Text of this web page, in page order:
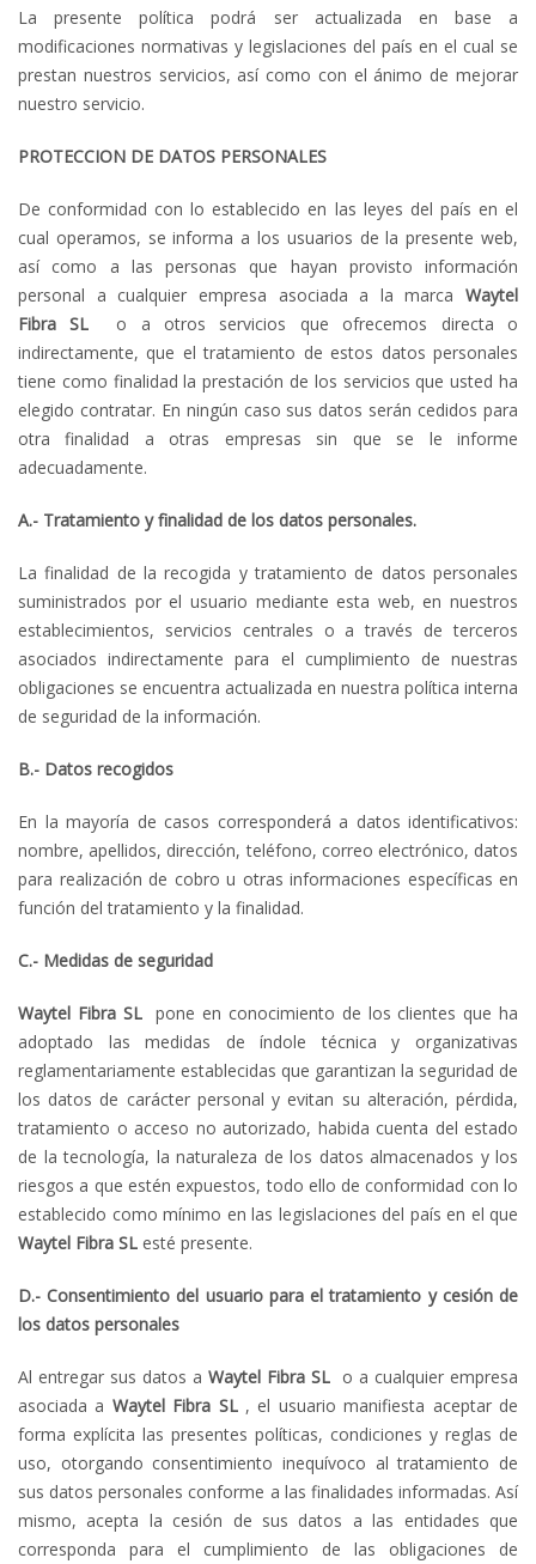
La presente política podrá ser actualizada en base a
modificaciones normativas y legislaciones del país en el cual se
prestan nuestros servicios, así como con el ánimo de mejorar
nuestro servicio.
PROTECCION DE DATOS PERSONALES
De conformidad con lo establecido en las leyes del país en el
cual operamos, se informa a los usuarios de la presente web,
así como a las personas que hayan provisto información
personal a cualquier empresa asociada a la marca Waytel
Fibra SL o a otros servicios que ofrecemos directa o
indirectamente, que el tratamiento de estos datos personales
tiene como finalidad la prestación de los servicios que usted ha
elegido contratar. En ningún caso sus datos serán cedidos para
otra finalidad a otras empresas sin que se le informe
adecuadamente.
A.- Tratamiento y finalidad de los datos personales.
La finalidad de la recogida y tratamiento de datos personales
suministrados por el usuario mediante esta web, en nuestros
establecimientos, servicios centrales o a través de terceros
asociados indirectamente para el cumplimiento de nuestras
obligaciones se encuentra actualizada en nuestra política interna
de seguridad de la información.
B.- Datos recogidos
En la mayoría de casos corresponderá a datos identificativos:
nombre, apellidos, dirección, teléfono, correo electrónico, datos
para realización de cobro u otras informaciones específicas en
función del tratamiento y la finalidad.
C.- Medidas de seguridad
Waytel FibraSLpone en conocimiento de los clientes que ha
adoptado las medidas de índole técnica y organizativas
reglamentariamente establecidas que garantizan la seguridad de
los datos de carácter personal y evitan su alteración, pérdida,
tratamiento o acceso no autorizado, habida cuenta del estado
de la tecnología, la naturaleza de los datos almacenados y los
riesgos a que estén expuestos, todo ello de conformidad con lo
establecido como mínimo en las legislaciones del país en el que
Waytel Fibra SL esté presente.
D.- Consentimiento del usuario para el tratamiento y cesión de
los datos personales
Al entregar sus datos a Waytel Fibra SL o a cualquier empresa
asociada a Waytel Fibra SL, el usuario manifiesta aceptar de
forma explícita las presentes políticas, condiciones y reglas de
uso, otorgando consentimiento inequívoco al tratamiento de
sus datos personales conforme a las finalidades informadas. Así
mismo, acepta la cesión de sus datos a las entidades que
corresponda para el cumplimiento de las obligaciones de